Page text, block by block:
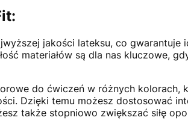
jakości lateksu, co gwarantuje
materiałów są dla nas kluczowe,
do ćwiczeń w różnych kolorach,
Dzięki temu możesz dostosować
także stopniowo zwiększać siłę